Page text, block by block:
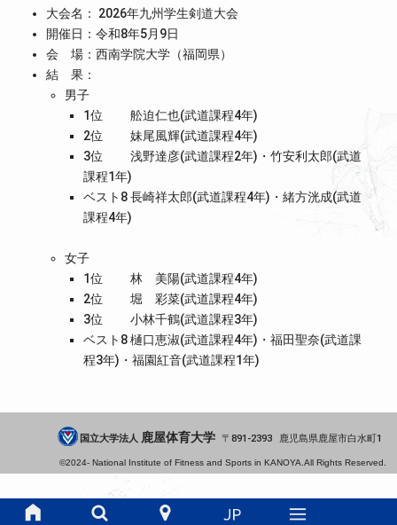
大会名： 2026年九州学生剣道大会
開催日：令和8年5月9日
会 場：西南学院大学（福岡県）
結 果：
男子
1位 舩迫仁也(武道課程4年)
2位 妹尾風輝(武道課程4年)
3位 浅野達彦(武道課程2年)・竹安利太郎(武道
課程1年)
ベスト8 長崎祥太郎(武道課程4年)・緒方洸成(武道
課程4年)
女子
1位 林 美陽(武道課程4年)
2位 堀 彩菜(武道課程4年)
3位 小林千鶴(武道課程3年)
ベスト8 樋口恵淑(武道課程4年)・福田聖奈(武道課
程3年)・福園紅音(武道課程1年)
国立大学法人 鹿屋体育大学 891-2393 鹿児島県鹿屋市白水町1
©2024- National Institute of Fitness and Sports in KANOYA.All Rights Reserved.